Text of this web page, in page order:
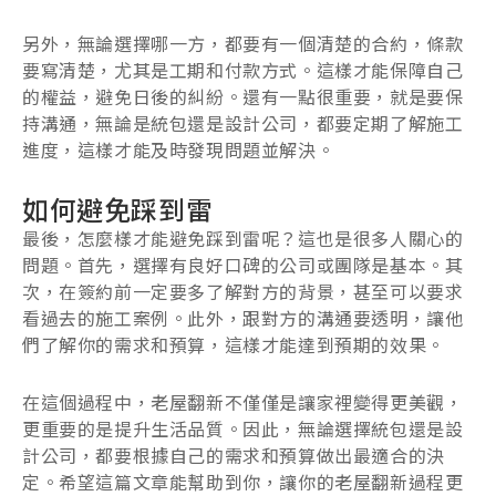
另外，無論選擇哪一方，都要有一個清楚的合約，條款
要寫清楚，尤其是工期和付款方式。這樣才能保障自己
的權益，避免日後的糾紛。還有一點很重要，就是要保
持溝通，無論是統包還是設計公司，都要定期了解施工
進度，這樣才能及時發現問題並解決。
如何避免踩到雷
最後，怎麼樣才能避免踩到雷呢？這也是很多人關心的
問題。首先，選擇有良好口碑的公司或團隊是基本。其
次，在簽約前一定要多了解對方的背景，甚至可以要求
看過去的施工案例。此外，跟對方的溝通要透明，讓他
們了解你的需求和預算，這樣才能達到預期的效果。
在這個過程中，老屋翻新不僅僅是讓家裡變得更美觀，
更重要的是提升生活品質。因此，無論選擇統包還是設
計公司，都要根據自己的需求和預算做出最適合的決
定。希望這篇文章能幫助到你，讓你的老屋翻新過程更